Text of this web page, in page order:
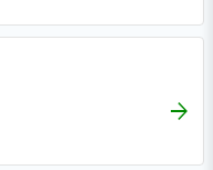
ARROW_FORWARD